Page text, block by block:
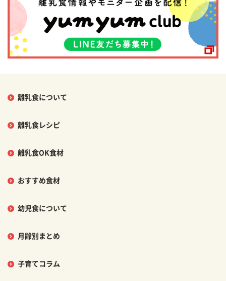
離乳食について
離乳食レシピ
離乳食OK食材
おすすめ食材
幼児食について
月齢別まとめ
子育てコラム